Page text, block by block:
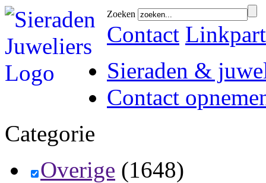
Zoeken
Contact
Sieraden &
Contact
Categorie
Overige (1648)